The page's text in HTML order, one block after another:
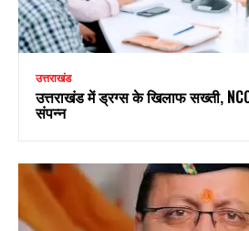
उत्तराखंड
उत्तराखंड में ड्रग्स के खिलाफ सख्ती,
संपन्न